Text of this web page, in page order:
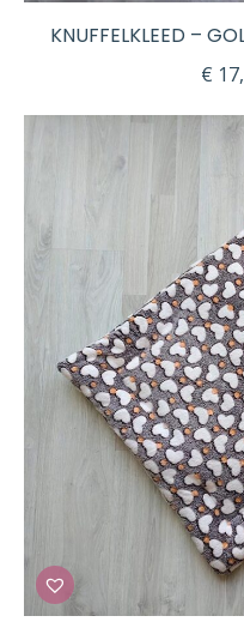
KNUFFELKLEED –
€